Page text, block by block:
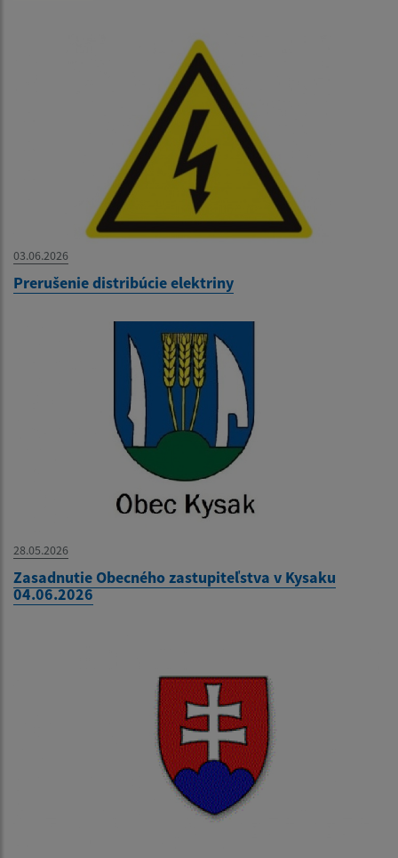
03.06.2026
Prerušenie distribúcie elektriny
28.05.2026
Zasadnutie Obecného zastupiteľstva v Kysaku
04.06.2026